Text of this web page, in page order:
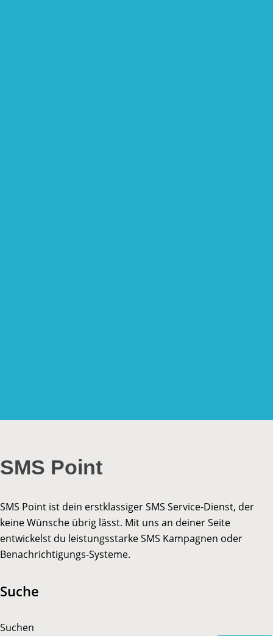
SMS Point
SMS Point ist dein erstklassiger SMS Service-Dienst, der
keine Wünsche übrig lässt. Mit uns an deiner Seite
entwickelst du leistungsstarke SMS Kampagnen oder
Benachrichtigungs-Systeme.
Suche
Suchen